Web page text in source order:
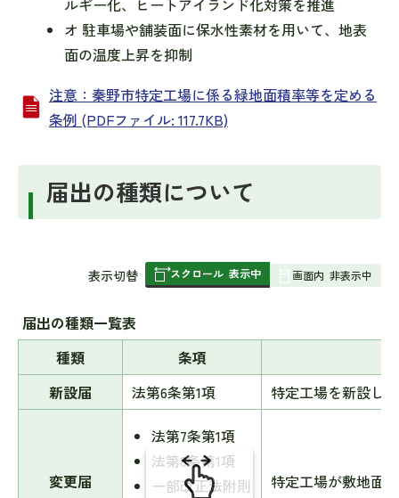
ルギー化、ヒートアイランド化対策を推進
オ 駐車場や舗装面に保水性素材を用いて、地表
面の温度上昇を抑制
注意：秦野市特定工場に係る緑地面積率等を定める
条例 (PDFファイル: 117.7KB)
届出の種類について
表
み
の
表示切替 スクロール 表示中 画面内 非表示中
届出の種類一覧表
種類
条項
新設届
法第6条第1項 特定工場を新設し
変更届
法第7条第1項
法第8条第1項
一部改正法附則
特定工場が敷地面